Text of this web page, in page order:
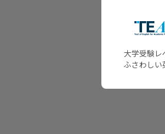
試験日程・会場
試験日程
検定料
団体・学校
大学受験レ
ふさわしい